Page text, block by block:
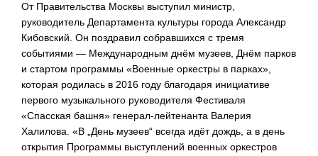
От Правительства Москвы выступил министр,
руководитель Департамента культуры города Александр
Кибовский. Он поздравил собравшихся с тремя
событиями — Международным днём музеев, Днём парков
и стартом программы «Военные оркестры в парках»,
которая родилась в 2016 году благодаря инициативе
первого музыкального руководителя Фестиваля
«Спасская башня» генерал-лейтенанта Валерия
Халилова. «В „День музеев“ всегда идёт дождь, а в день
открытия Программы выступлений военных оркестров